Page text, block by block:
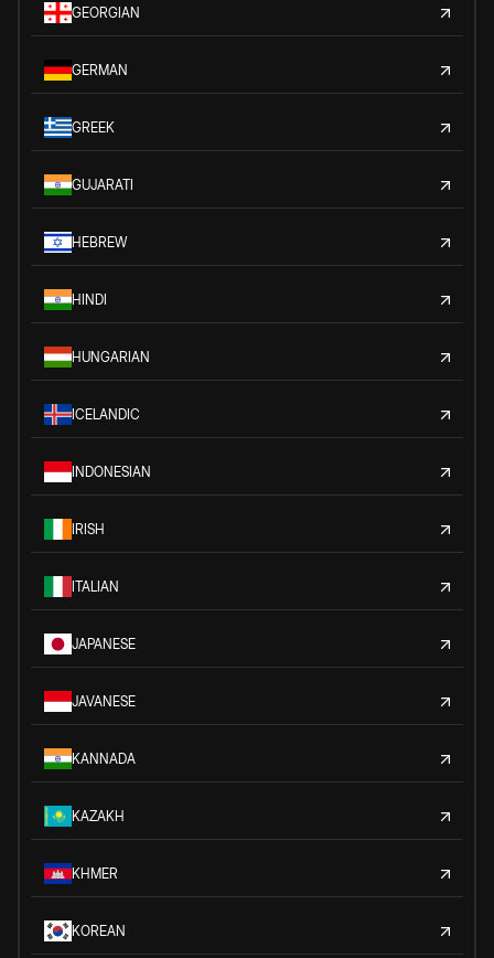
GEORGIAN
GERMAN
GREEK
GUJARATI
HEBREW
HINDI
HUNGARIAN
ICELANDIC
INDONESIAN
IRISH
ITALIAN
JAPANESE
JAVANESE
KANNADA
KAZAKH
KHMER
KOREAN